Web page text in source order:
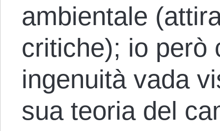
ambientale
critiche); io però
ingenuità vada
sua teoria del